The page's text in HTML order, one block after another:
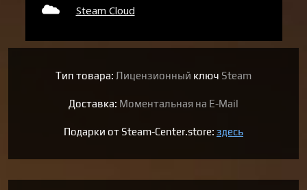
Steam Cloud
Тип товара: Лицензионный ключ Steam
Доставка: Моментальная на E-Mail
Подарки от Steam-Center.store: здесь